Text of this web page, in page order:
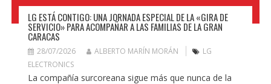
LG ESTÁ CONTIGO: UNA JORNADA ESPECIAL DE LA «GIRA DE
SERVICIO» PARA ACOMPAÑAR A LAS FAMILIAS DE LA GRAN
CARACAS
28/07/2026 ALBERTO MARÍN MORÁN
LG
ELECTRONICS
La compañía surcoreana sigue más que nunca de la